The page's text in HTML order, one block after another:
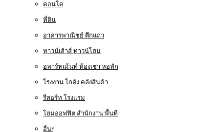
คอนโด
ที่ดิน
อาคารพาณิชย์ ตึกแถว
ทาวน์เฮ้าส์ ทาวน์โฮม
อพาร์ทเม้นท์ ห้องเช่า หอพัก
โรงงาน โกดัง คลังสินค้า
รีสอร์ท โรงแรม
โฮมออฟฟิต สำนักงาน พื้นที่
อื่นๆ